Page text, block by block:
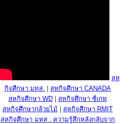
สห
กิจศึกษา มทส.
สหกิจศึกษา CANADA
สหกิจศึกษา WD
สหกิจศึกษา ซีเกท
สหกิจศึกษากล้วยไม้
สหกิจศึกษา RMIT
สหกิจศึกษา มทส : ความรู้สึกหลังกลับจาก